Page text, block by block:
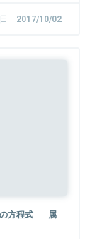
2017/10/02
方程式 ──属